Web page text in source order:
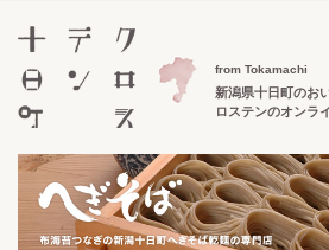
from Tokamachi
新潟県十日町のお
ロステンのオンラ